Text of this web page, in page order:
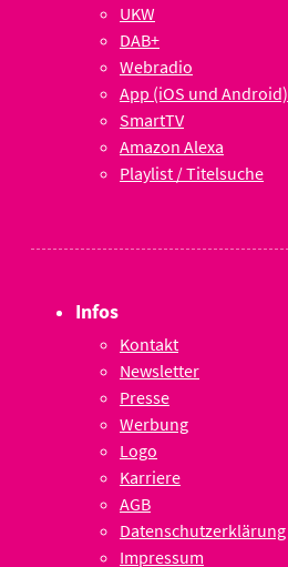
UKW
DAB+
Webradio
App (iOS und Android)
SmartTV
Amazon Alexa
Playlist / Titelsuche
Infos
Kontakt
Newsletter
Presse
Werbung
Logo
Karriere
AGB
Datenschutzerklärung
Impressum